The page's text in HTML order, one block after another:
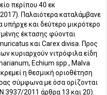
περίπου 40 εκ
Παλαιότερα καταλάμβανε
υπήρχε και δεύτερο μικρότερο
έκτασης φύονται
και Carex divisa. Προς
κυριαρχούν νιτρόφιλα είδη
Echium spp., Malva
η θεσμική οριοθέτηση
σύμφωνα με όσα ορίζονται
3937/2011 άρθρα 13 και 20).